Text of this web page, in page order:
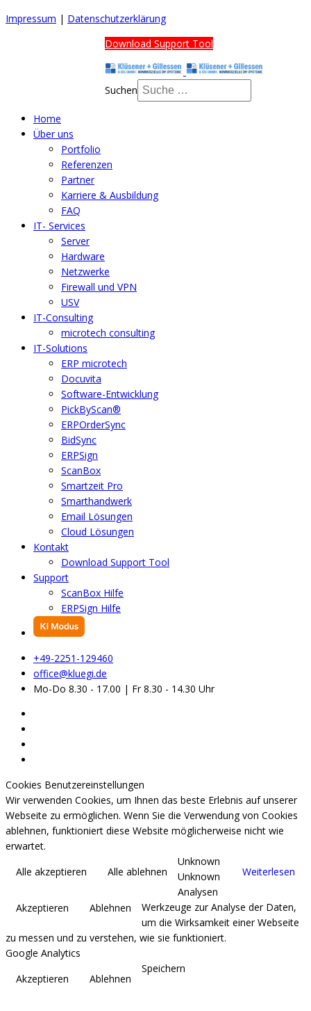
Impressum | Datenschutzerklärung
Download Support Tool
Suchen
Home
Über uns
Portfolio
Referenzen
Partner
Karriere & Ausbildung
FAQ
IT- Services
Server
Hardware
Netzwerke
Firewall und VPN
USV
IT-Consulting
microtech consulting
IT-Solutions
ERP microtech
Docuvita
Software-Entwicklung
PickByScan®
ERPOrderSync
BidSync
ERPSign
ScanBox
Smartzeit Pro
Smarthandwerk
Email Lösungen
Cloud Lösungen
Kontakt
Download Support Tool
Support
ScanBox Hilfe
ERPSign Hilfe
+49-2251-129460
office@kluegi.de
Mo-Do 8.30 - 17.00 | Fr 8.30 - 14.30 Uhr
Cookies Benutzereinstellungen
Wir verwenden Cookies, um Ihnen das beste Erlebnis auf unserer
Webseite zu ermöglichen. Wenn Sie die Verwendung von Cookies
ablehnen, funktioniert diese Website möglicherweise nicht wie
erwartet.
Alle akzeptieren
Alle ablehnen Weiterlesen
Unknown
Unknown
Akzeptieren Ablehnen
Analysen
Werkzeuge zur Analyse der Daten,
um die Wirksamkeit einer Webseite
zu messen und zu verstehen, wie sie funktioniert.
Google Analytics
Akzeptieren
Ablehnen
Speichern